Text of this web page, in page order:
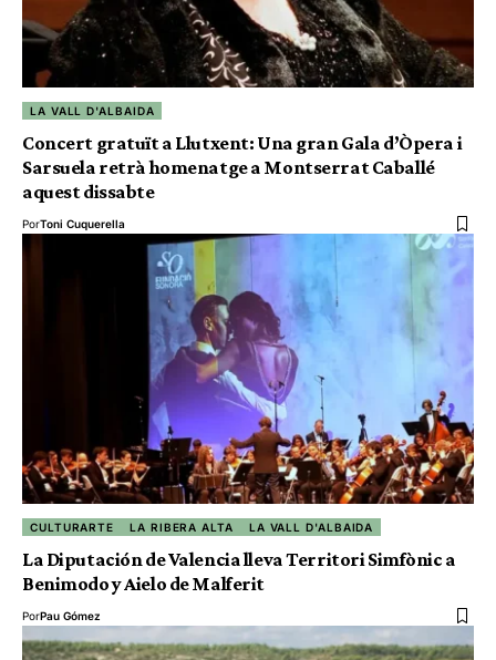
LA VALL D'ALBAIDA
Concert gratuït a Llutxent: Una gran Gala d’Òpera i
Sarsuela retrà homenatge a Montserrat Caballé
aquest dissabte
PorToni Cuquerella
CULTURARTE LA RIBERA ALTA LA VALL D'ALBAIDA
La Diputación de Valencia lleva Territori Simfònic a
Benimodo y Aielo de Malferit
PorPau Gómez